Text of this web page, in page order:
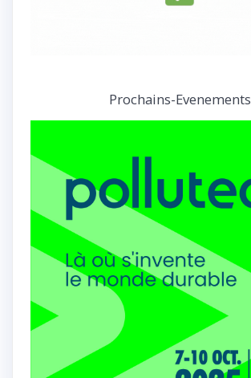
Prochains-Evenements